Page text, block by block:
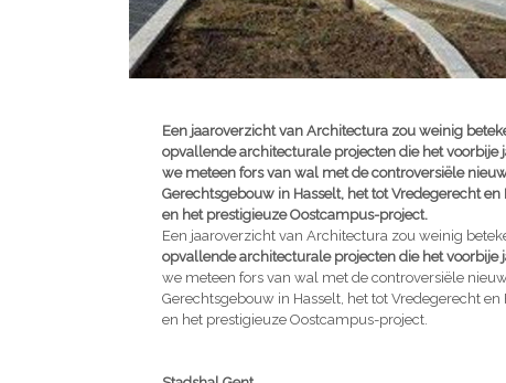
Een jaaroverzicht van Architectura zou weinig
opvallende architecturale projecten die het voorbije
we meteen fors van wal met de controversiële
Gerechtsgebouw in Hasselt, het tot Vredegerecht
en het prestigieuze Oostcampus-project.
Een jaaroverzicht van Architectura zou weinig
opvallende architecturale projecten die het voorbije
we meteen fors van wal met de controversiële
Gerechtsgebouw in Hasselt, het tot Vredegerecht
en het prestigieuze Oostcampus-project.